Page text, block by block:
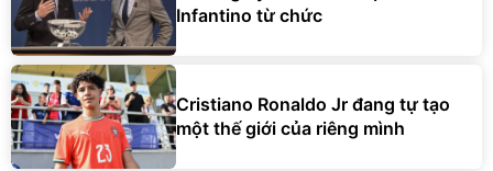
Infantino từ chức
Cristiano Ronaldo Jr đang tự tạo
một thế giới của riêng mình